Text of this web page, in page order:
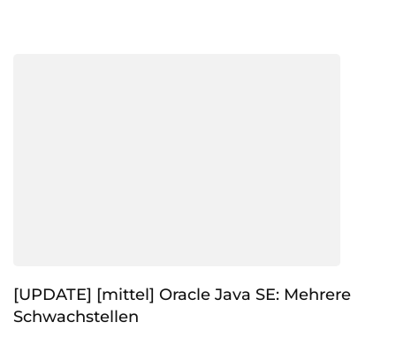
[UPDATE] [mittel] Oracle Java SE: Mehrere
Schwachstellen